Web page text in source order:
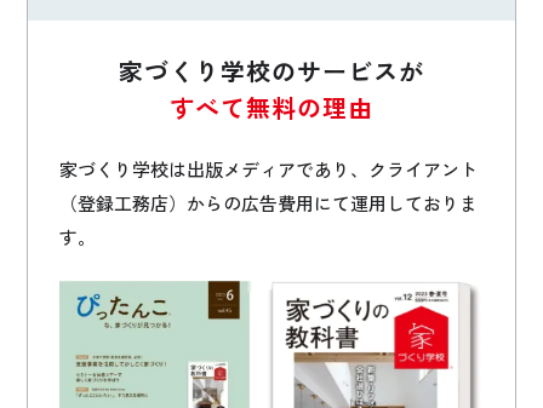
家づくり学校のサービスが
すべて無料の理由
家づくり学校は出版メディアであり、クライアント
（登録工務店）からの広告費用にて運用しておりま
す。